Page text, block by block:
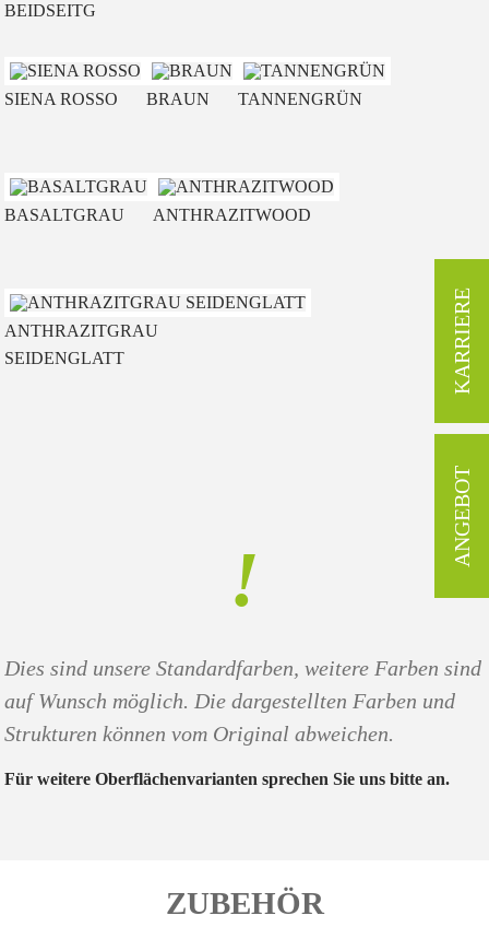
KARRIERE
ANGEBOT
BEIDSEITG
SIENA ROSSO BRAUN TANNENGRÜN
BASALTGRAU ANTHRAZITWOOD
ANTHRAZITGRAU
SEIDENGLATT
!
Dies sind unsere Standardfarben, weitere Farben sind
auf Wunsch möglich. Die dargestellten Farben und
Strukturen können vom Original abweichen.
Für weitere Oberflächenvarianten sprechen Sie uns bitte an.
ZUBEHÖR